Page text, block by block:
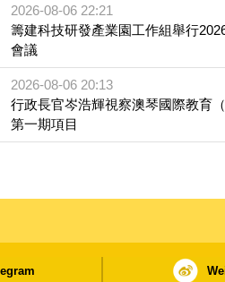
2026-08-06 22:21
籌建科技研發產業園工作組舉行
會議
2026-08-06 20:13
行政長官岑浩輝視察澳琴國際教育
第一期項目